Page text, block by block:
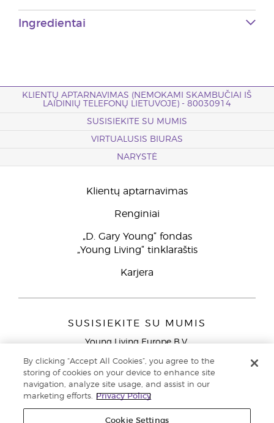
Ingredientai
KLIENTŲ APTARNAVIMAS (NEMOKAMI SKAMBUČIAI IŠ
LAIDINIŲ TELEFONŲ LIETUVOJE) - 80030914
SUSISIEKITE SU MUMIS
VIRTUALUSIS BIURAS
NARYSTĖ
Klientų aptarnavimas
Renginiai
„D. Gary Young“ fondas
„Young Living“ tinklaraštis
Karjera
SUSISIEKITE SU MUMIS
Young Living Europe B.V.
9727 AJ Groningen
Klientų aptarnavimas (nemokami skambučiai iš laidinių
telefonų Lietuvoje)80030914
By clicking “Accept All Cookies”, you agree to the
storing of cookies on your device to enhance site
navigation, analyze site usage, and assist in our
marketing efforts.
Privacy Policy
Cookie Settings